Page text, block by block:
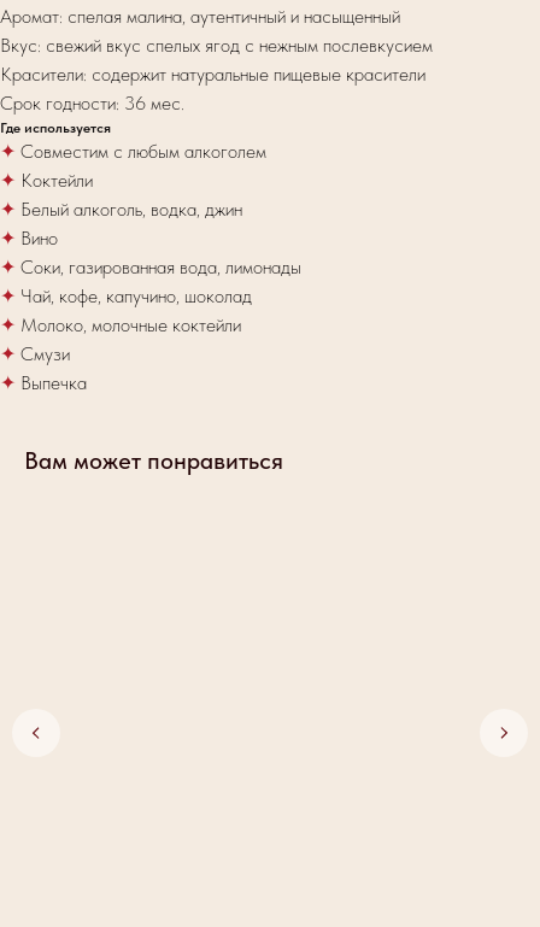
Аромат: спелая малина, аутентичный и насыщенный
Вкус: свежий вкус спелых ягод с нежным послевкусием
Красители: содержит натуральные пищевые красители
Срок годности: 36 мес.
Где используется
✦ Совместим с любым алкоголем
✦ Коктейли
✦ Белый алкоголь, водка, джин
✦ Вино
✦ Соки, газированная вода, лимонады
✦ Чай, кофе, капучино, шоколад
✦ Молоко, молочные коктейли
✦ Смузи
✦ Выпечка
Вам может понравиться